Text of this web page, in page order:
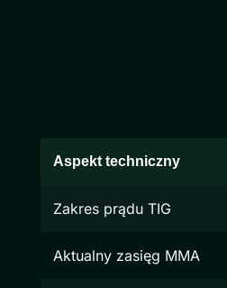
Aspekt techniczny
Zakres prądu TIG
Aktualny zasięg MMA